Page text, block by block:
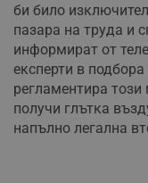
би било
пазара на труда и
информират от
експерти в
регламентира
получи глътка
напълно легална